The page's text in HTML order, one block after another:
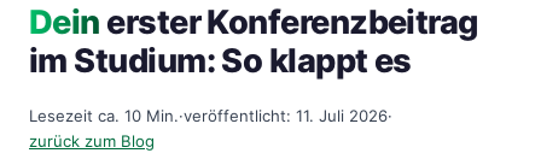
Dein erster Konferenzbeitrag
im Studium: So klappt es
Lesezeit ca. 10 Min.·veröffentlicht: 11. Juli 2026·
zurück zum Blog